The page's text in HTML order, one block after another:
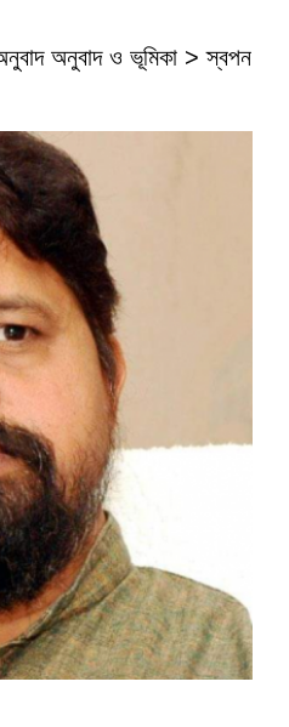
অনুবাদ অনুবাদ ও ভূমিকা > স্বপন